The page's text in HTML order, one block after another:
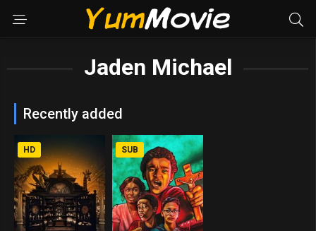
Jaden Michael
Recently added
HD SUB